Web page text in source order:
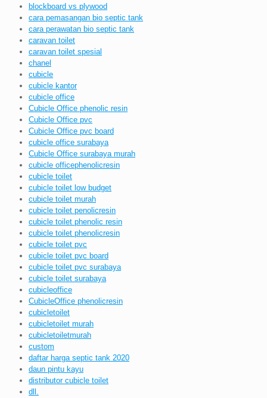
blockboard vs plywood
cara pemasangan bio septic tank
cara perawatan bio septic tank
caravan toilet
caravan toilet spesial
chanel
cubicle
cubicle kantor
cubicle office
Cubicle Office phenolic resin
Cubicle Office pvc
Cubicle Office pvc board
cubicle office surabaya
Cubicle Office surabaya murah
cubicle officephenolicresin
cubicle toilet
cubicle toilet low budget
cubicle toilet murah
cubicle toilet penolicresin
cubicle toilet phenolic resin
cubicle toilet phenolicresin
cubicle toilet pvc
cubicle toilet pvc board
cubicle toilet pvc surabaya
cubicle toilet surabaya
cubicleoffice
CubicleOffice phenolicresin
cubicletoilet
cubicletoilet murah
cubicletoiletmurah
custom
daftar harga septic tank 2020
daun pintu kayu
distributor cubicle toilet
dll.